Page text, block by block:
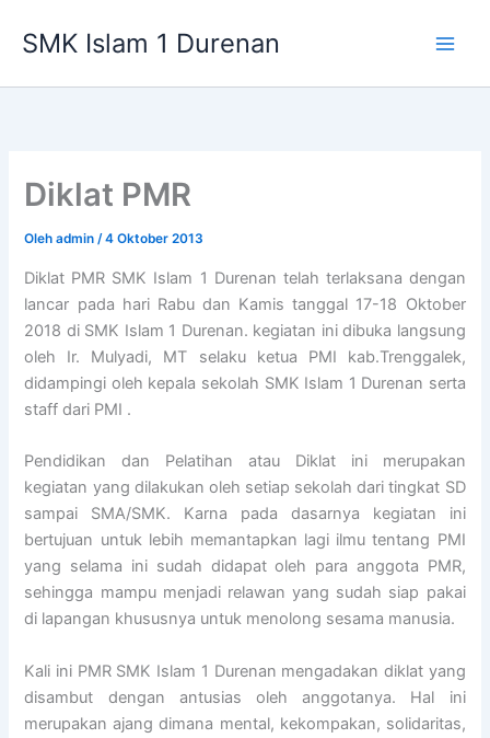
SMK Islam 1 Durenan
Diklat PMR
Olehadmin/4 Oktober 2013
Diklat PMR SMK Islam 1 Durenan telah terlaksana dengan
lancar pada hari Rabu dan Kamis tanggal 17-18 Oktober
2018 di SMK Islam 1 Durenan. kegiatan ini dibuka langsung
oleh Ir. Mulyadi, MT selaku ketua PMI kab.Trenggalek,
didampingi oleh kepala sekolah SMK Islam 1 Durenan serta
staff dari PMI .
Pendidikan dan Pelatihan atau Diklat ini merupakan
kegiatan yang dilakukan oleh setiap sekolah dari tingkat SD
sampai SMA/SMK. Karna pada dasarnya kegiatan ini
bertujuan untuk lebih memantapkan lagi ilmu tentang PMI
yang selama ini sudah didapat oleh para anggota PMR,
sehingga mampu menjadi relawan yang sudah siap pakai
di lapangan khususnya untuk menolong sesama manusia.
Kali ini PMR SMK Islam 1 Durenan mengadakan diklat yang
disambut dengan antusias oleh anggotanya. Hal ini
merupakan ajang dimana mental, kekompakan, solidaritas,